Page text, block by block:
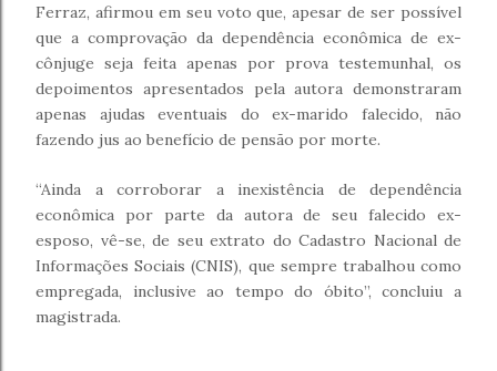
Ferraz, afirmou em seu voto que, apesar de ser possível
que a comprovação da dependência econômica de ex-
cônjuge seja feita apenas por prova testemunhal, os
depoimentos apresentados pela autora demonstraram
apenas ajudas eventuais do ex-marido falecido, não
fazendo jus ao benefício de pensão por morte.
“Ainda a corroborar a inexistência de dependência
econômica por parte da autora de seu falecido ex-
esposo, vê-se, de seu extrato do Cadastro Nacional de
Informações Sociais (CNIS), que sempre trabalhou como
empregada, inclusive ao tempo do óbito”, concluiu a
magistrada.